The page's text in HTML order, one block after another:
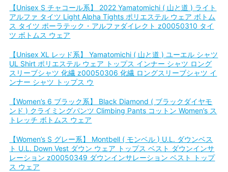
【Unisex S チャコール系】 2022 Yamatomichi ( 山と道 ) ライト
アルファ タイツ Light Alpha Tights ポリエステル ウェア ボトム
ス タイツ ポーラテック・アルファダイレクト z00050310 タイ
ツ ボトムス ウェア
【Unisex XL レッド系】 Yamatomichi ( 山と道 ) ユーエル シャツ
UL Shirt ポリエステル ウェア トップス インナー シャツ ロング
スリーブシャツ 化繊 z00050306 化繊 ロングスリーブシャツ イ
ンナー シャツ トップス ウ
【Women’s 6 ブラック系】 Black Diamond ( ブラックダイヤモ
ンド ) クライミングパンツ Climbing Pants コットン Women’s ス
トレッチ ボトムス ウェア
【Women’s S グレー系】 Montbell ( モンベル ) U.L. ダウンベス
ト U.L. Down Vest ダウン ウェア トップス ベスト ダウンインサ
レーション z00050349 ダウンインサレーション ベスト トップ
ス ウェア